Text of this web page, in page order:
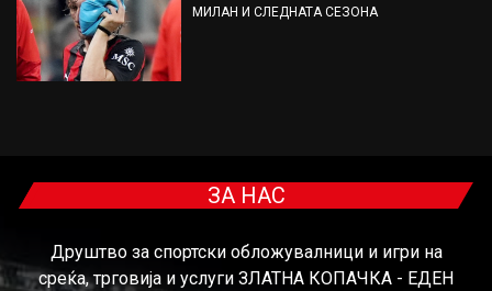
МИЛАН И СЛЕДНАТА СЕЗОНА
ЗА НАС
Друштво за спортски обложувалници и игри на
среќа, трговија и услуги ЗЛАТНА КОПАЧКА - ЕДЕН